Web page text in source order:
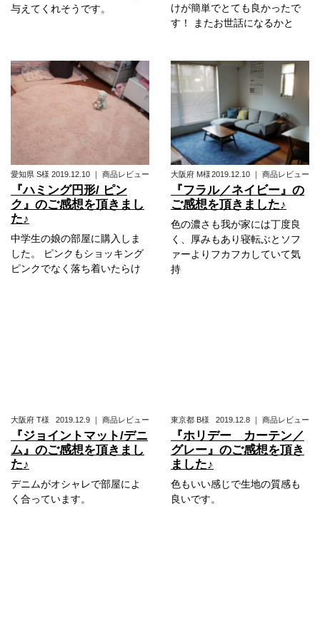
与えてくれそうです。
けが簡単でとても良かったで
す！ またお世話になるかと
愛知県 S様 2019.12.10 ｜ 商品レビュー
『ハミング円形/ ピン
ク』のご感想を頂きまし
た♪
中学生の娘の部屋に購入しま
した。 ピンクもショッキング
ピンクでなく落ち着いたらけ
大阪府 M様2019.12.10 ｜ 商品レビュー
『フラル／ネイビー』の
ご感想を頂きました♪
色の濃さも我が家には丁度良
く、厚みもあり寝転ぶとソフ
ァーよりフカフカしていて気
持
大阪府 T様 2019.12.9 ｜ 商品レビュー
『ジョイントマット/デニ
ム』のご感想を頂きまし
た♪
デニムがオシャレで部屋によ
く合っています。
東京都 B様 2019.12.8 ｜ 商品レビュー
『ホリデー カーテン／
グレー』のご感想を頂き
ました♪
色もいい感じで生地の質感も
良いです。